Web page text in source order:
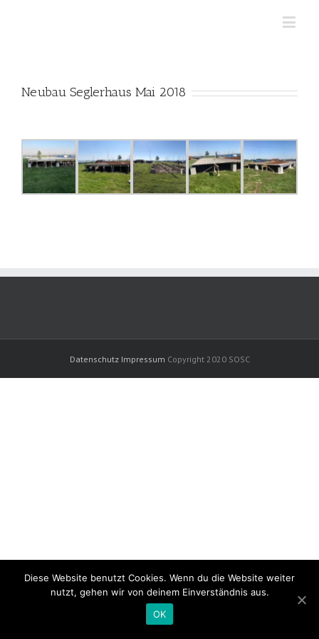
Neubau Seglerhaus Mai 2018
Datenschutz Impressum Copyright 2020 SOSC
Diese Website benutzt Cookies. Wenn du die Website weiter
nutzt, gehen wir von deinem Einverständnis aus.
OK